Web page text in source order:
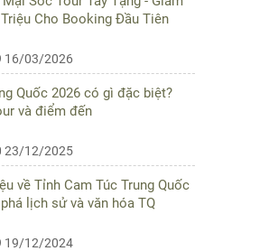
Cho Booking Đầu Tiên
16/03/2026
Quốc 2026 có gì đặc biệt?
và điểm đến
23/12/2025
về Tỉnh Cam Túc Trung Quốc
lịch sử và văn hóa TQ
19/12/2024